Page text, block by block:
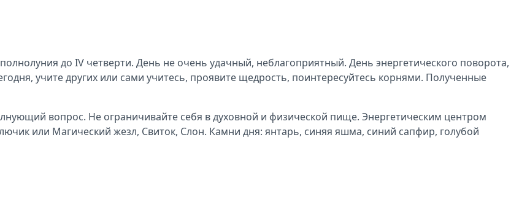
до IV четверти. День не очень удачный, неблагоприятный. День энергетического поворота,
учите других или сами учитесь, проявите щедрость, поинтересуйтесь корнями. Полученные
вопрос. Не ограничивайте себя в духовной и физической пище. Энергетическим центром
или Магический жезл, Свиток, Слон. Камни дня: янтарь, синяя яшма, синий сапфир, голубой